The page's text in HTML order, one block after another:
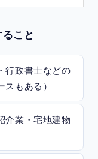
こと
行政書士などの
もある）
介業・宅地建物